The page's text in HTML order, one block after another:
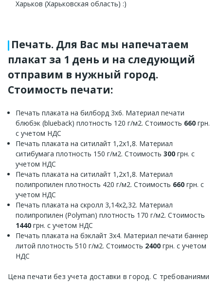
Харьков (Харьковская область) :)
Печать. Для Вас мы напечатаем
плакат за 1 день и на следующий
отправим в нужный город.
Стоимость печати:
Печать плаката на билборд 3х6. Материал печати
блюбэк (blueback) плотность 120 г/м2. Стоимость 660 грн.
с учетом НДС
Печать плаката на ситилайт 1,2х1,8. Материал
ситибумага плотность 150 г/м2. Стоимость 300 грн. с
учетом НДС
Печать плаката на ситилайт 1,2х1,8. Материал
полипропилен плотность 420 г/м2. Стоимость 660 грн. с
учетом НДС
Печать плаката на скролл 3,14х2,32. Материал
полипропилен (Polyman) плотность 170 г/м2. Стоимость
1440 грн. с учетом НДС
Печать плаката на бэклайт 3х4. Материал печати баннер
литой плотность 510 г/м2. Стоимость 2400 грн. с учетом
НДС
Цена печати без учета доставки в город. С требованиями